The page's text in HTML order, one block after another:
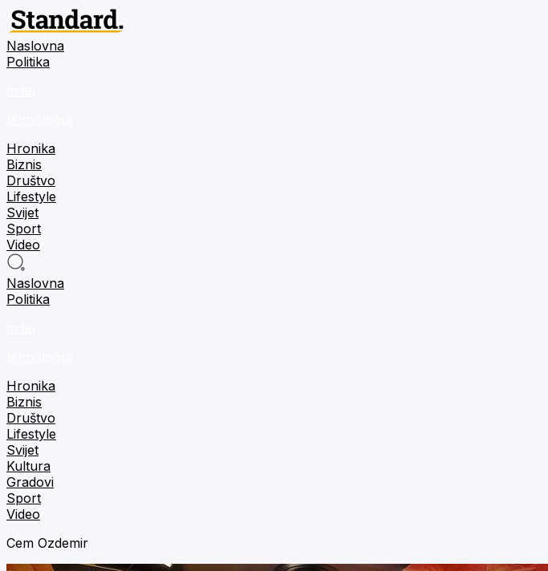
Naslovna
Politika
Hronika
Biznis
Društvo
Lifestyle
Svijet
Sport
Video
Naslovna
Politika
Hronika
Biznis
Društvo
Lifestyle
Svijet
Kultura
Gradovi
Sport
Video
Cem Ozdemir